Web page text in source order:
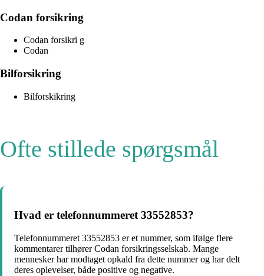
Codan forsikring
Codan forsikri g
Codan
Bilforsikring
Bilforskikring
Ofte stillede spørgsmål
Hvad er telefonnummeret 33552853?
Telefonnummeret 33552853 er et nummer, som ifølge flere
kommentarer tilhører Codan forsikringsselskab. Mange
mennesker har modtaget opkald fra dette nummer og har delt
deres oplevelser, både positive og negative.